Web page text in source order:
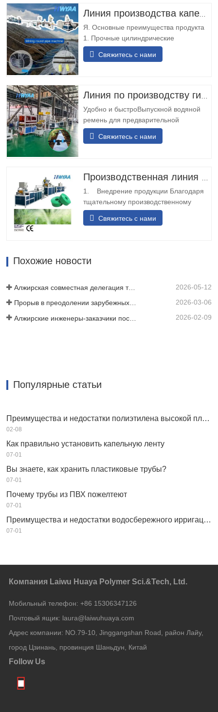
Линия производства капельных трубок HWYAA для капельного орошения с компенсацией давления и цилиндрическими круглыми капельницами для выщелачивания на шахтах
Я. Основные преимущества продукта
1. Прочные цилиндрические
капельницы: капельная труба с
круглыми капельницами, устойчивыми
длительной эксплуатации в шахтах. 2.
Двойной вход и выход для резервного
питания: конструкция с…
Свяжитесь с нами
Удобно и быстроВыпускной водяной
ремень для предварительной
перфорации имеет модульную
конструкцию, простую и удобную в
установлен.Разнообразные
перевозкиЛенточный конвейер для
воды с предварительной перфорацией
может быть спроектирован с…
Свяжитесь с нами
1. Внедрение продукции Благодаря
тщательному производственному
процессу мы разворачиваем и
складываем исходный материал
Затем мы используем лазерную
или ремня,…
Свяжитесь с нами
Похожие новости
Алжирская совместная делегация трех клиентов проинспектировала нашу киномашину 2026-05-12
Прорыв в преодолении зарубежных технических барьеров! Компания HWYAA успешно разработала оборудование для полосного капельного орошения с трехсезонным непрерывным посевом. 2026-03-06
2026-02-09
Популярные статьи
Преимущества и недостатки полиэтилена высокой плотности HDPE
02-08
Как правильно установить капельную ленту
07-01
Вы знаете, как хранить пластиковые трубы?
07-01
Почему трубы из ПВХ пожелтеют
07-01
Преимущества и недостатки водосбережного ирригационного оборудования
07-01
Компания Laiwu Huaya Polymer Sci.&Tech, Ltd.
Мобильный телефон: +86 15306347126
Почтовый ящик: laura@laiwuhuaya.com
Адрес компании: NO.79-10, Jinggangshan Road, район Лайу,
город Цзинань, провинция Шаньдун, Китай
Follow Us